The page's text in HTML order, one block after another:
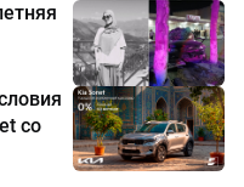
со